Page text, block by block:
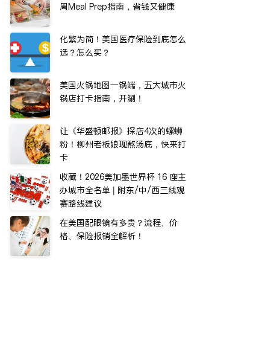
周Meal Prep指南，省钱又健康
化繁为简！美国医疗保险到底怎么
选？怎么买？
美国火锅地图一锅端，五大城市火
锅店打卡指南，开涮！
让《华盛顿邮报》探店4次的螺蛳
粉！柳州老板娘现熬汤底，快来打
卡
收藏！2026美加墨世界杯 16 座主
办城市全名单 | 附东/中/西三线观
赛路线建议
在美国配眼镜有多贵？流程、价
格、保险报销全解析！